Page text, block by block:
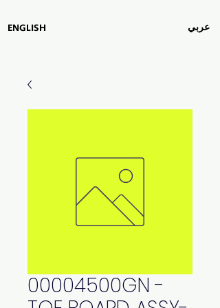
عربي ENGLISH
00004500GN -